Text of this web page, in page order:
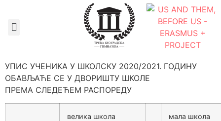
УПИС УЧЕНИКА У ШКОЛСКУ 2020/2021. ГОДИНУ
ОБАВЉАЋЕ СЕ У ДВОРИШТУ ШКОЛЕ
ПРЕМА СЛЕДЕЋЕМ РАСПОРЕДУ
велика школа мала школа